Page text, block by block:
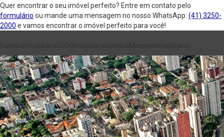
Quer encontrar o seu imóvel perfeito? Entre em contato pelo
formulário ou mande uma mensagem no nosso WhatsApp: (41) 3250-
2000 e vamos encontrar o imóvel perfeito para você!